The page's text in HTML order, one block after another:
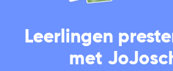
Leerlingen
met